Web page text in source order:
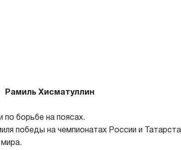
Рамиль Хисматуллин
по борьбе на поясах.
победы на чемпионатах России и